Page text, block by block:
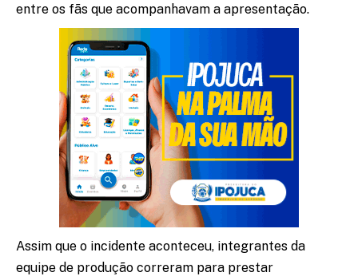
entre os fãs que acompanhavam a apresentação.
Assim que o incidente aconteceu, integrantes da
equipe de produção correram para prestar